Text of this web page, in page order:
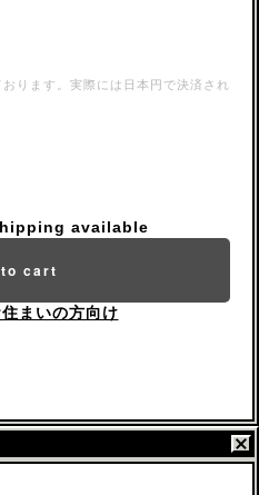
ります。実際には日本円で決済され
available
cart
まいの方向け